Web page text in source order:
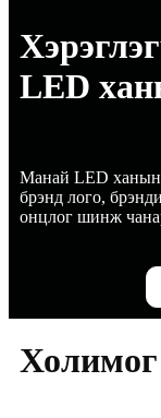
LED
Манай LED ханын
брэнд лого,
онцлог шинж
Холимог